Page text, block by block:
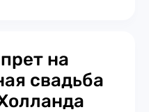
на
свадьба